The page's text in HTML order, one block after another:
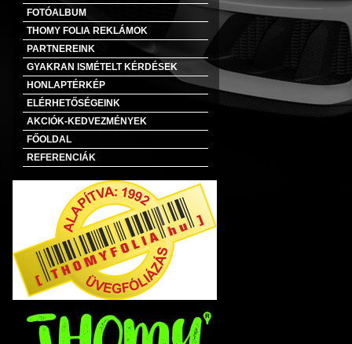
FOTÓALBUM
THOMY FOLIA REKLÁMOK
PARTNEREINK
GYAKRAN ISMÉTELT KÉRDÉSEK
HONLAPTÉRKÉP
ELÉRHETŐSÉGEINK
AKCIÓK-KEDVEZMÉNYEK
FŐOLDAL
REFERENCIÁK